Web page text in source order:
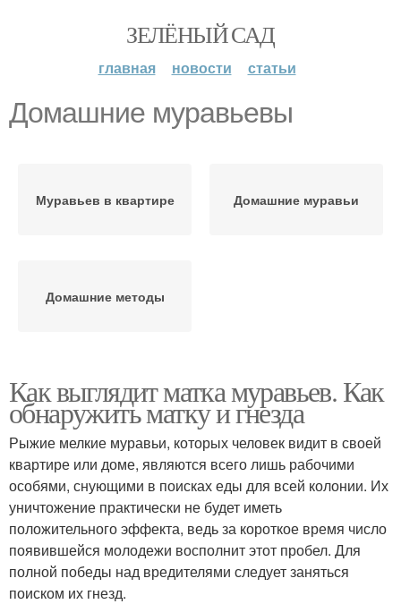
ЗЕЛЁНЫЙ САД
главная новости статьи
Домашние муравьевы
Муравьев в квартире Домашние муравьи
Домашние методы
Как выглядит матка муравьев. Как
обнаружить матку и гнезда
Рыжие мелкие муравьи, которых человек видит в своей
квартире или доме, являются всего лишь рабочими
особями, снующими в поисках еды для всей колонии. Их
уничтожение практически не будет иметь
положительного эффекта, ведь за короткое время число
появившейся молодежи восполнит этот пробел. Для
полной победы над вредителями следует заняться
поиском их гнезд.